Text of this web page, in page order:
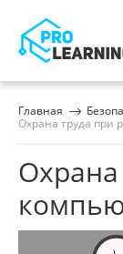
Главная
Охрана труда при
Охрана